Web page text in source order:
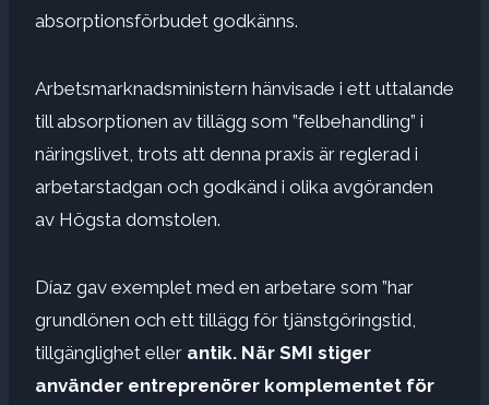
absorptionsförbudet godkänns.
Arbetsmarknadsministern hänvisade i ett uttalande
till absorptionen av tillägg som ”felbehandling” i
näringslivet, trots att denna praxis är reglerad i
arbetarstadgan och godkänd i olika avgöranden
av Högsta domstolen.
Díaz gav exemplet med en arbetare som ”har
grundlönen och ett tillägg för tjänstgöringstid,
tillgänglighet eller antik. När SMI stiger
använder entreprenörer komplementet för